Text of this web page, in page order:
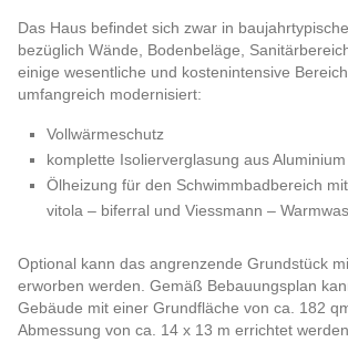
Das Haus befindet sich zwar in
bezüglich Wände, Bodenbeläge,
einige wesentliche und kostenintensive
umfangreich modernisiert:
Vollwärmeschutz
komplette Isolierverglasung aus
Ölheizung für den Schwimmbadbereich
vitola – biferral und Viessmann –
Optional kann das angrenzende Grundstück
erworben werden. Gemäß Bebauungsplan
Gebäude mit einer Grundfläche von ca. 182
Abmessung von ca. 14 x 13 m errichtet